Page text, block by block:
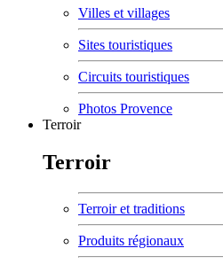
Villes et villages
Sites touristiques
Circuits touristiques
Photos Provence
Terroir
Terroir
Terroir et traditions
Produits régionaux